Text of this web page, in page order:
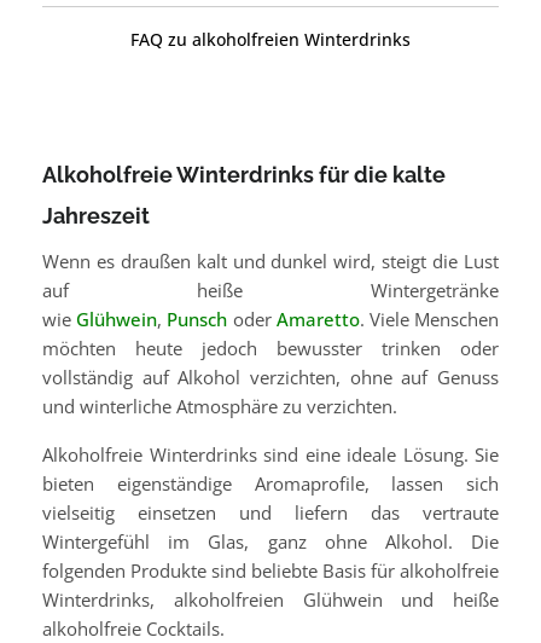
FAQ zu alkoholfreien Winterdrinks
Alkoholfreie Winterdrinks für die kalte
Jahreszeit
Wenn es draußen kalt und dunkel wird, steigt die Lust
auf heiße Wintergetränke
wie Glühwein, Punsch oder Amaretto. Viele Menschen
möchten heute jedoch bewusster trinken oder
vollständig auf Alkohol verzichten, ohne auf Genuss
und winterliche Atmosphäre zu verzichten.
Alkoholfreie Winterdrinks sind eine ideale Lösung. Sie
bieten eigenständige Aromaprofile, lassen sich
vielseitig einsetzen und liefern das vertraute
Wintergefühl im Glas, ganz ohne Alkohol. Die
folgenden Produkte sind beliebte Basis für alkoholfreie
Winterdrinks, alkoholfreien Glühwein und heiße
alkoholfreie Cocktails.